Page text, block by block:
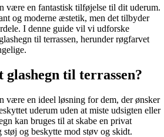
være en fantastisk tilføjelse til dit uderum.
og moderne æstetik, men det tilbyder
I denne guide vil vi udforske
til terrassen, herunder røgfarvet
til terrassen?
være en ideel løsning for dem, der ønsker
uderum uden at miste udsigten eller
kan bruges til at skabe en privat
og beskytte mod støv og skidt.